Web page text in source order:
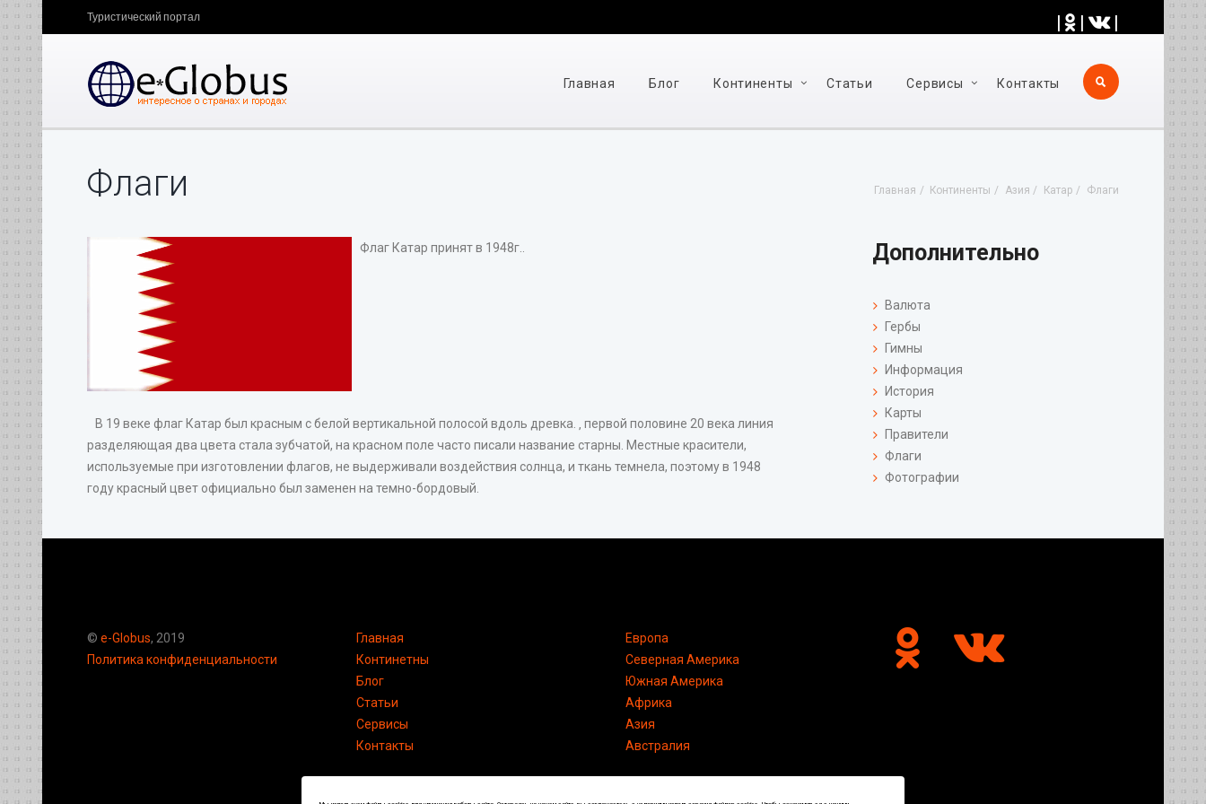
| | |
Туристический портал
Главная Блог Континенты Статьи Cервисы Контакты
Главная Континенты Азия Катар Флаги
Флаги
Флаг Катар принят в 1948г..
В 19 веке флаг Катар был красным с белой вертикальной полосой вдоль древка. ‚ первой половине 20 века линия
разделяющая два цвета стала зубчатой, на красном поле часто писали название старны. Местные красители,
используемые при изготовлении флагов, не выдерживали воздействия солнца, и ткань темнела, поэтому в 1948
году красный цвет официально был заменен на темно-бордовый.
Дополнительно
Валюта
Гербы
Гимны
Информация
История
Карты
Правители
Флаги
Фотографии
© e-Globus, 2019
Политика конфиденциальности
Главная
Континетны
Блог
Статьи
Сервисы
Контакты
Европа
Северная Америка
Южная Америка
Африка
Азия
Австралия